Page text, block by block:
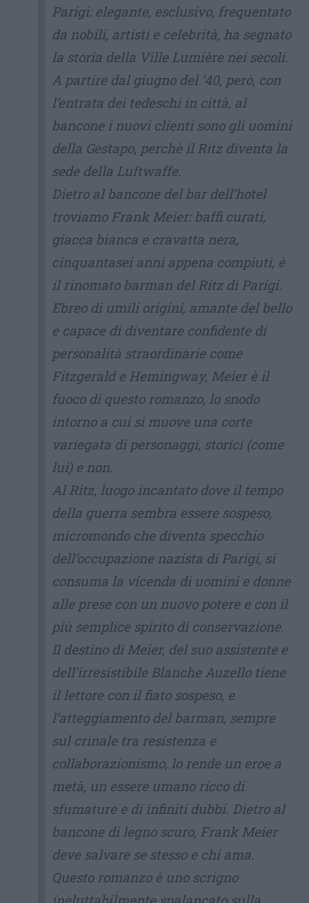
Parigi: elegante, esclusivo, frequentato
da nobili, artisti e celebrità, ha segnato
la storia della Ville Lumière nei secoli.
A partire dal giugno del ’40, però, con
l’entrata dei tedeschi in città, al
bancone i nuovi clienti sono gli uomini
della Gestapo, perchè il Ritz diventa la
sede della Luftwaffe.
Dietro al bancone del bar dell’hotel
troviamo Frank Meier: baffi curati,
giacca bianca e cravatta nera,
cinquantasei anni appena compiuti, è
il rinomato barman del Ritz di Parigi.
Ebreo di umili origini, amante del bello
e capace di diventare confidente di
personalità straordinarie come
Fitzgerald e Hemingway, Meier è il
fuoco di questo romanzo, lo snodo
intorno a cui si muove una corte
variegata di personaggi, storici (come
lui) e non.
Al Ritz, luogo incantato dove il tempo
della guerra sembra essere sospeso,
micromondo che diventa specchio
dell’occupazione nazista di Parigi, si
consuma la vicenda di uomini e donne
alle prese con un nuovo potere e con il
più semplice spirito di conservazione.
Il destino di Meier, del suo assistente e
dell’irresistibile Blanche Auzello tiene
il lettore con il fiato sospeso, e
l’atteggiamento del barman, sempre
sul crinale tra resistenza e
collaborazionismo, lo rende un eroe a
metà, un essere umano ricco di
sfumature e di infiniti dubbi. Dietro al
bancone di legno scuro, Frank Meier
deve salvare se stesso e chi ama.
Questo romanzo è uno scrigno